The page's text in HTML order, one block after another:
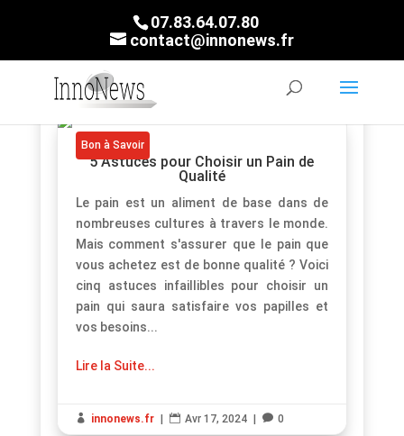
07.83.64.07.80
contact@innonews.fr
Bon à Savoir
5 Astuces pour Choisir un Pain de
Qualité
Le pain est un aliment de base dans de
nombreuses cultures à travers le monde.
Mais comment s'assurer que le pain que
vous achetez est de bonne qualité ? Voici
cinq astuces infaillibles pour choisir un
pain qui saura satisfaire vos papilles et
vos besoins...
Lire la Suite...
 innonews.fr  Avr 17, 2024  0